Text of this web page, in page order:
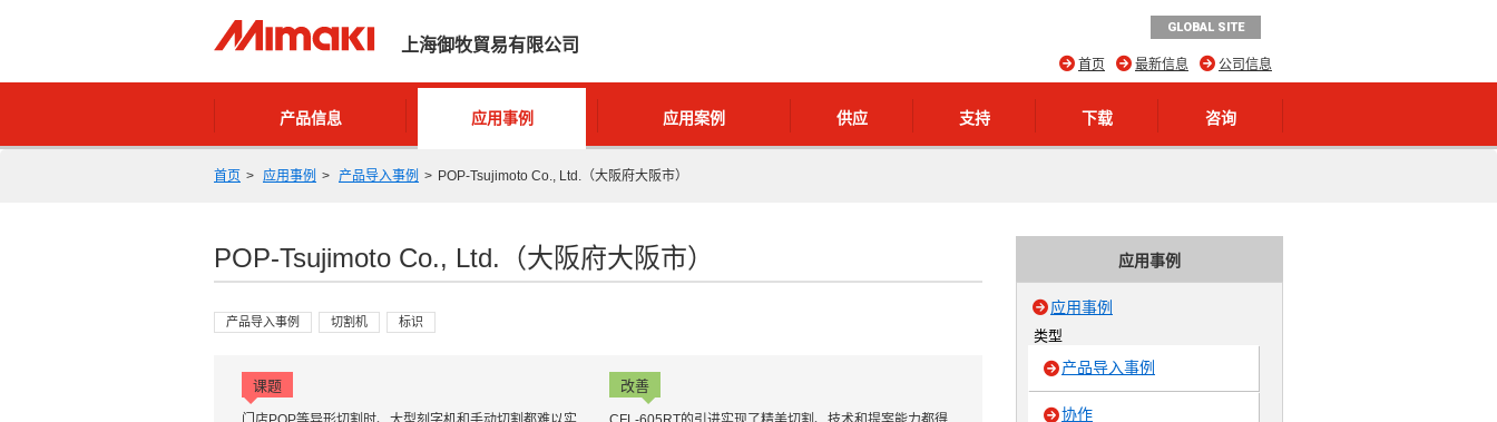
上海御牧貿易有限公司
GLOBAL SITE
公司信息
最新信息
首页
产品信息 应用事例 应用案例 供应 支持 下载 咨询
首页 应用事例 产品导入事例 POP-Tsujimoto Co., Ltd.（大阪府大阪市）
POP-Tsujimoto Co., Ltd.（大阪府大阪市）
产品导入事例 切割机 标识
课题 改善
应用事例
应用事例
类型
产品导入事例
协作